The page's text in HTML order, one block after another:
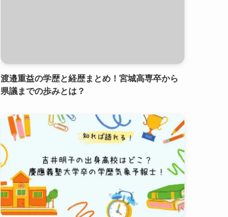
渡邉重益の学歴と経歴まとめ！宮城高専卒から
県議までの歩みとは？